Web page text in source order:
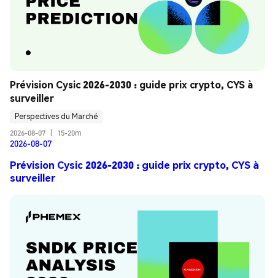
Prévision Cysic 2026-2030 : guide prix crypto, CYS à
surveiller
Perspectives du Marché
2026-08-07
15-20m
2026-08-07
Prévision Cysic 2026-2030 : guide prix crypto, CYS à
surveiller